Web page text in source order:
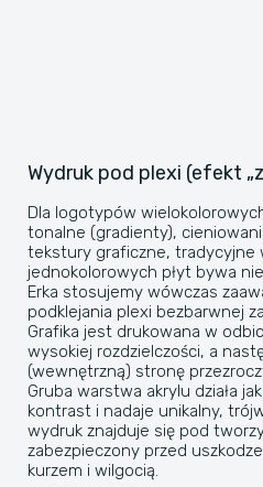
Wydruk pod plexi (efekt
​Dla logotypów
tonalne (gradienty),
tekstury graficzne, tradycyjne
jednokolorowych płyt bywa
Erka stosujemy wówczas
podklejania plexi bezbarwnej
Grafika jest drukowana w
wysokiej rozdzielczości, a
(wewnętrzną) stronę
Gruba warstwa akrylu działa
kontrast i nadaje unikalny,
wydruk znajduje się pod
zabezpieczony przed
kurzem i wilgocią.